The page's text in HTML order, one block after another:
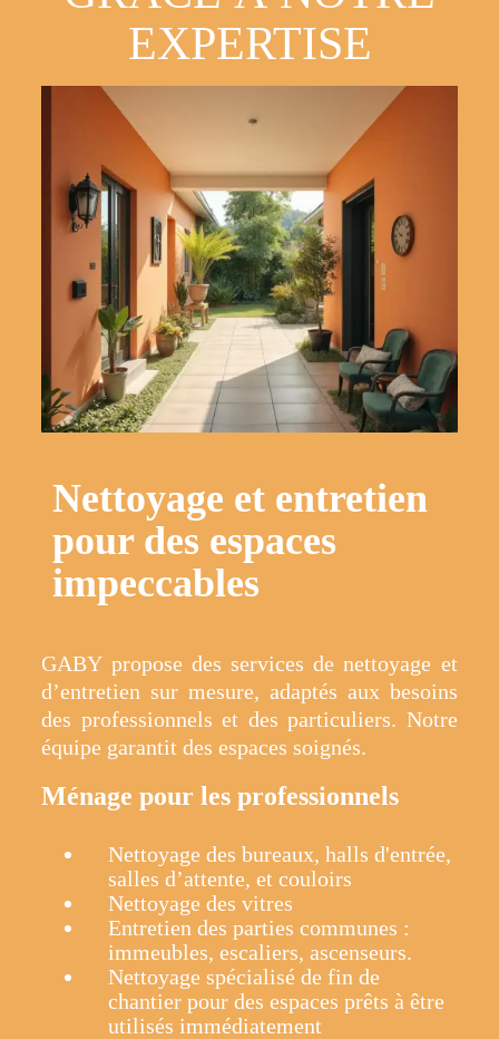
EXPERTISE
Nettoyage et entretien
pour des espaces
impeccables
GABY propose des services de nettoyage et
d’entretien sur mesure, adaptés aux besoins
des professionnels et des particuliers. Notre
équipe garantit des espaces soignés.
Ménage pour les professionnels
Nettoyage des bureaux, halls d'entrée,
salles d’attente, et couloirs
Nettoyage des vitres
Entretien des parties communes :
immeubles, escaliers, ascenseurs.
Nettoyage spécialisé de fin de
chantier pour des espaces prêts à être
utilisés immédiatement